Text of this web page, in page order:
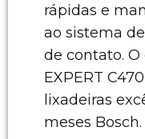
rápidas e
ao sistema
de contato. O
EXPERT
lixadeiras
meses Bosch.